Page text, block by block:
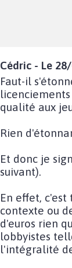
Cédric - Le
Faut-il
qualité aux
Rien
Et donc je
suivant).
En effet,
contexte ou
d'euros rien
lobbyistes
l'intégralité